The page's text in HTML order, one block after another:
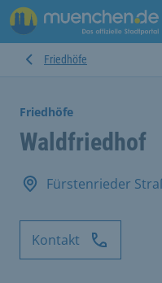
Friedhöfe
Friedhöfe
Waldfriedhof
Fürstenrieder
Kontakt